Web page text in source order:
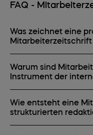
FAQ -
Was zeichnet eine
Mitarbeiterzeitschrift
Warum sind
Instrument der
Wie entsteht eine
strukturierten